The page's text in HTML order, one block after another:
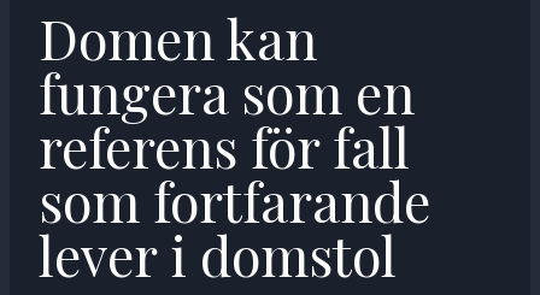
Domen kan
fungera som en
referens för fall
som fortfarande
lever i domstol